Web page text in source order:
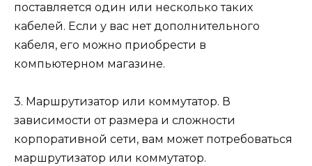
поставляется один или несколько таких
кабелей. Если у вас нет дополнительного
кабеля, его можно приобрести в
компьютерном магазине.
3. Маршрутизатор или коммутатор. В
зависимости от размера и сложности
корпоративной сети, вам может потребоваться
маршрутизатор или коммутатор.